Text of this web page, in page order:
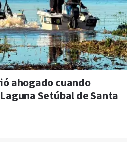
ahogado cuando
Setúbal de Santa